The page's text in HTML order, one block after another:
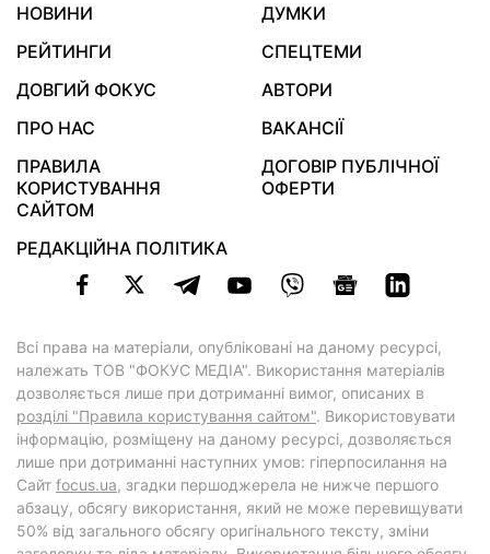
НОВИНИ
ДУМКИ
РЕЙТИНГИ
СПЕЦТЕМИ
ДОВГИЙ ФОКУС
АВТОРИ
ПРО НАС
ВАКАНСІЇ
ПРАВИЛА
КОРИСТУВАННЯ
САЙТОМ
ДОГОВІР ПУБЛІЧНОЇ
ОФЕРТИ
РЕДАКЦІЙНА ПОЛІТИКА
Всі права на матеріали, опубліковані на даному ресурсі,
належать ТОВ "ФОКУС МЕДІА". Використання матеріалів
дозволяється лише при дотриманні вимог, описаних в
розділі "Правила користування сайтом". Використовувати
інформацію, розміщену на даному ресурсі, дозволяється
лише при дотриманні наступних умов: гіперпосилання на
Cайт focus.ua, згадки першоджерела не нижче першого
абзацу, обсягу використання, який не може перевищувати
50% від загального обсягу оригінального тексту, зміни